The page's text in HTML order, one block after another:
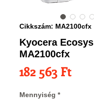
Cikkszám: MA2100cfx
Kyocera Ecosys
MA2100cfx
182 563 FtÁr
Mennyiség *